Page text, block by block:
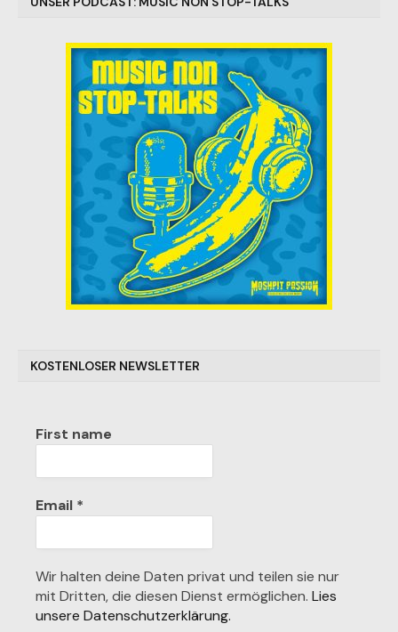
KOSTENLOSER NEWSLETTER
First name
Email *
Wir halten deine Daten privat und teilen sie nur
mit Dritten, die diesen Dienst ermöglichen. Lies
unsere Datenschutzerklärung.